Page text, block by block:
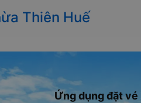
Thiên Huế
Ứng dụng đặt vé